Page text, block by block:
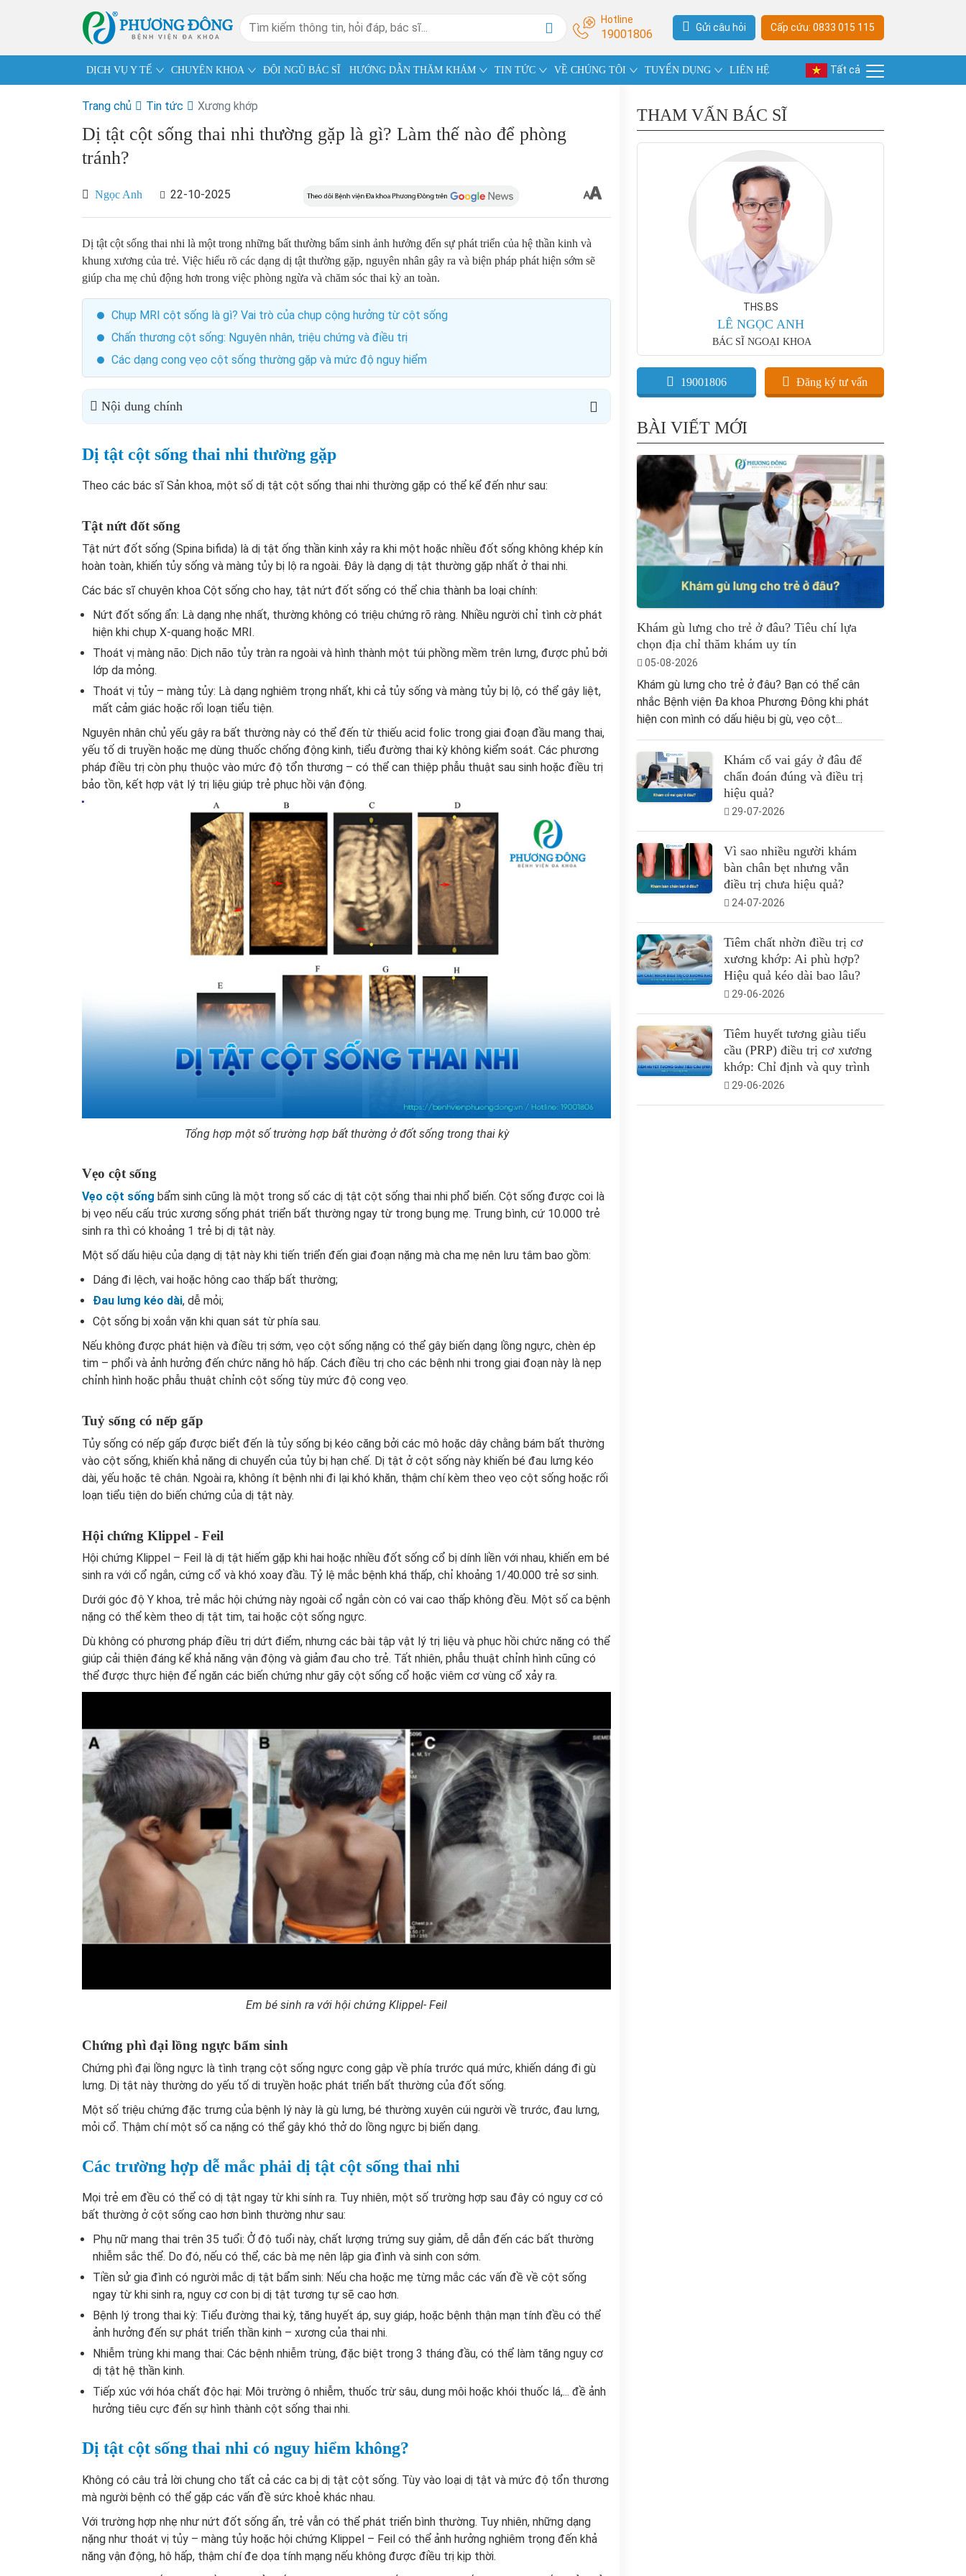
Hotline
19001806 Gửi câu hỏi Cấp cứu: 0833 015 115
DỊCH VỤ Y TẾ CHUYÊN KHOA ĐỘI NGŨ BÁC SĨ HƯỚNG DẪN THĂM KHÁM TIN TỨC VỀ CHÚNG TÔI TUYỂN DỤNG LIÊN HỆ Tất cả
Trang chủ Tin tức Xương khớp
Dị tật cột sống thai nhi thường gặp là gì? Làm thế nào để phòng
tránh?
Ngọc Anh 22-10-2025
Dị tật cột sống thai nhi là một trong những bất thường bẩm sinh ảnh hưởng đến sự phát triển của hệ thần kinh và
khung xương của trẻ. Việc hiểu rõ các dạng dị tật thường gặp, nguyên nhân gây ra và biện pháp phát hiện sớm sẽ
giúp cha mẹ chủ động hơn trong việc phòng ngừa và chăm sóc thai kỳ an toàn.
Chụp MRI cột sống là gì? Vai trò của chụp cộng hưởng từ cột sống
Chấn thương cột sống: Nguyên nhân, triệu chứng và điều trị
Các dạng cong vẹo cột sống thường gặp và mức độ nguy hiểm
Nội dung chính
Dị tật cột sống thai nhi thường gặp
Theo các bác sĩ Sản khoa, một số dị tật cột sống thai nhi thường gặp có thể kể đến như sau:
Tật nứt đốt sống
Tật nứt đốt sống (Spina bifida) là dị tật ống thần kinh xảy ra khi một hoặc nhiều đốt sống không khép kín
hoàn toàn, khiến tủy sống và màng tủy bị lộ ra ngoài. Đây là dạng dị tật thường gặp nhất ở thai nhi.
Các bác sĩ chuyên khoa Cột sống cho hay, tật nứt đốt sống có thể chia thành ba loại chính:
Nứt đốt sống ẩn: Là dạng nhẹ nhất, thường không có triệu chứng rõ ràng. Nhiều người chỉ tình cờ phát
hiện khi chụp X-quang hoặc MRI.
Thoát vị màng não: Dịch não tủy tràn ra ngoài và hình thành một túi phồng mềm trên lưng, được phủ bởi
lớp da mỏng.
Thoát vị tủy – màng tủy: Là dạng nghiêm trọng nhất, khi cả tủy sống và màng tủy bị lộ, có thể gây liệt,
mất cảm giác hoặc rối loạn tiểu tiện.
Nguyên nhân chủ yếu gây ra bất thường này có thể đến từ thiếu acid folic trong giai đoạn đầu mang thai,
yếu tố di truyền hoặc mẹ dùng thuốc chống động kinh, tiểu đường thai kỳ không kiểm soát. Các phương
pháp điều trị còn phụ thuộc vào mức độ tổn thương – có thể can thiệp phẫu thuật sau sinh hoặc điều trị
bảo tồn, kết hợp vật lý trị liệu giúp trẻ phục hồi vận động.
Tổng hợp một số trường hợp bất thường ở đốt sống trong thai kỳ
Vẹo cột sống
Vẹo cột sống bẩm sinh cũng là một trong số các dị tật cột sống thai nhi phổ biến. Cột sống được coi là
bị vẹo nếu cấu trúc xương sống phát triển bất thường ngay từ trong bụng mẹ. Trung bình, cứ 10.000 trẻ
sinh ra thì có khoảng 1 trẻ bị dị tật này.
Một số dấu hiệu của dạng dị tật này khi tiến triển đến giai đoạn nặng mà cha mẹ nên lưu tâm bao gồm:
Dáng đi lệch, vai hoặc hông cao thấp bất thường;
Đau lưng kéo dài, dễ mỏi;
Cột sống bị xoắn vặn khi quan sát từ phía sau.
Nếu không được phát hiện và điều trị sớm, vẹo cột sống nặng có thể gây biến dạng lồng ngực, chèn ép
tim – phổi và ảnh hưởng đến chức năng hô hấp. Cách điều trị cho các bệnh nhi trong giai đoạn này là nẹp
chỉnh hình hoặc phẫu thuật chỉnh cột sống tùy mức độ cong vẹo.
Tuỷ sống có nếp gấp
Tủy sống có nếp gấp được biểt đến là tủy sống bị kéo căng bởi các mô hoặc dây chằng bám bất thường
vào cột sống, khiến khả năng di chuyển của tủy bị hạn chế. Dị tật ở cột sống này khiến bé đau lưng kéo
dài, yếu hoặc tê chân. Ngoài ra, không ít bệnh nhi đi lại khó khăn, thậm chí kèm theo vẹo cột sống hoặc rối
loạn tiểu tiện do biến chứng của dị tật này.
Hội chứng Klippel - Feil
Hội chứng Klippel – Feil là dị tật hiếm gặp khi hai hoặc nhiều đốt sống cổ bị dính liền với nhau, khiến em bé
sinh ra với cổ ngắn, cứng cổ và khó xoay đầu. Tỷ lệ mắc bệnh khá thấp, chỉ khoảng 1/40.000 trẻ sơ sinh.
Dưới góc độ Y khoa, trẻ mắc hội chứng này ngoài cổ ngắn còn có vai cao thấp không đều. Một số ca bệnh
nặng có thể kèm theo dị tật tim, tai hoặc cột sống ngực.
Dù không có phương pháp điều trị dứt điểm, nhưng các bài tập vật lý trị liệu và phục hồi chức năng có thể
giúp cải thiện đáng kể khả năng vận động và giảm đau cho trẻ. Tất nhiên, phẫu thuật chỉnh hình cũng có
thể được thực hiện để ngăn các biến chứng như gãy cột sống cổ hoặc viêm cơ vùng cổ xảy ra.
Em bé sinh ra với hội chứng Klippel- Feil
Chứng phì đại lồng ngực bẩm sinh
Chứng phì đại lồng ngực là tình trạng cột sống ngực cong gập về phía trước quá mức, khiến dáng đi gù
lưng. Dị tật này thường do yếu tố di truyền hoặc phát triển bất thường của đốt sống.
Một số triệu chứng đặc trưng của bệnh lý này là gù lưng, bé thường xuyên cúi người về trước, đau lưng,
mỏi cổ. Thậm chí một số ca nặng có thể gây khó thở do lồng ngực bị biến dạng.
Các trường hợp dễ mắc phải dị tật cột sống thai nhi
Mọi trẻ em đều có thể có dị tật ngay từ khi sính ra. Tuy nhiên, một số trường hợp sau đây có nguy cơ có
bất thường ở cột sống cao hơn bình thường như sau:
Phụ nữ mang thai trên 35 tuổi: Ở độ tuổi này, chất lượng trứng suy giảm, dễ dẫn đến các bất thường
nhiễm sắc thể. Do đó, nếu có thể, các bà mẹ nên lập gia đình và sinh con sớm.
Tiền sử gia đình có người mắc dị tật bẩm sinh: Nếu cha hoặc mẹ từng mắc các vấn đề về cột sống
ngay từ khi sinh ra, nguy cơ con bị dị tật tương tự sẽ cao hơn.
Bệnh lý trong thai kỳ: Tiểu đường thai kỳ, tăng huyết áp, suy giáp, hoặc bệnh thận mạn tính đều có thể
ảnh hưởng đến sự phát triển thần kinh – xương của thai nhi.
Nhiễm trùng khi mang thai: Các bệnh nhiễm trùng, đặc biệt trong 3 tháng đầu, có thể làm tăng nguy cơ
dị tật hệ thần kinh.
Tiếp xúc với hóa chất độc hại: Môi trường ô nhiễm, thuốc trừ sâu, dung môi hoặc khói thuốc lá,... đề ảnh
hưởng tiêu cực đến sự hình thành cột sống thai nhi.
Dị tật cột sống thai nhi có nguy hiểm không?
Không có câu trả lời chung cho tất cả các ca bị dị tật cột sống. Tùy vào loại dị tật và mức độ tổn thương
mà người bệnh có thể gặp các vấn đề sức khoẻ khác nhau.
Với trường hợp nhẹ như nứt đốt sống ẩn, trẻ vẫn có thể phát triển bình thường. Tuy nhiên, những dạng
nặng như thoát vị tủy – màng tủy hoặc hội chứng Klippel – Feil có thể ảnh hưởng nghiêm trọng đến khả
năng vận động, hô hấp, thậm chí đe dọa tính mạng nếu không được điều trị kịp thời.
THAM VẤN BÁC SĨ
THS.BS
LÊ NGỌC ANH
BÁC SĨ NGOẠI KHOA
19001806 Đăng ký tư vấn
BÀI VIẾT MỚI
Khám gù lưng cho trẻ ở đâu? Tiêu chí lựa
chọn địa chỉ thăm khám uy tín
05-08-2026
Khám gù lưng cho trẻ ở đâu? Bạn có thể cân
nhắc Bệnh viện Đa khoa Phương Đông khi phát
hiện con mình có dấu hiệu bị gù, vẹo cột...
Khám cổ vai gáy ở đâu để
chẩn đoán đúng và điều trị
hiệu quả?
29-07-2026
Vì sao nhiều người khám
bàn chân bẹt nhưng vẫn
điều trị chưa hiệu quả?
24-07-2026
Tiêm chất nhờn điều trị cơ
xương khớp: Ai phù hợp?
Hiệu quả kéo dài bao lâu?
29-06-2026
Tiêm huyết tương giàu tiểu
cầu (PRP) điều trị cơ xương
khớp: Chỉ định và quy trình
29-06-2026